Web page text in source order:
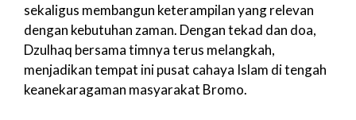
sekaligus membangun keterampilan yang relevan
dengan kebutuhan zaman. Dengan tekad dan doa,
Dzulhaq bersama timnya terus melangkah,
menjadikan tempat ini pusat cahaya Islam di tengah
keanekaragaman masyarakat Bromo.